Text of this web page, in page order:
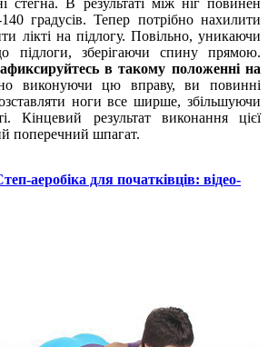
стегна. В результаті між ніг повинен
градусів. Тепер потрібно нахилити
лікті на підлогу. Повільно, уникаючи
підлоги, зберігаючи спину прямою.
в такому положенні на
виконуючи цю вправу, ви повинні
ноги все ширше, збільшуючи
Кінцевий результат виконання цієї
поперечний шпагат.
аеробіка для початківців: відео-